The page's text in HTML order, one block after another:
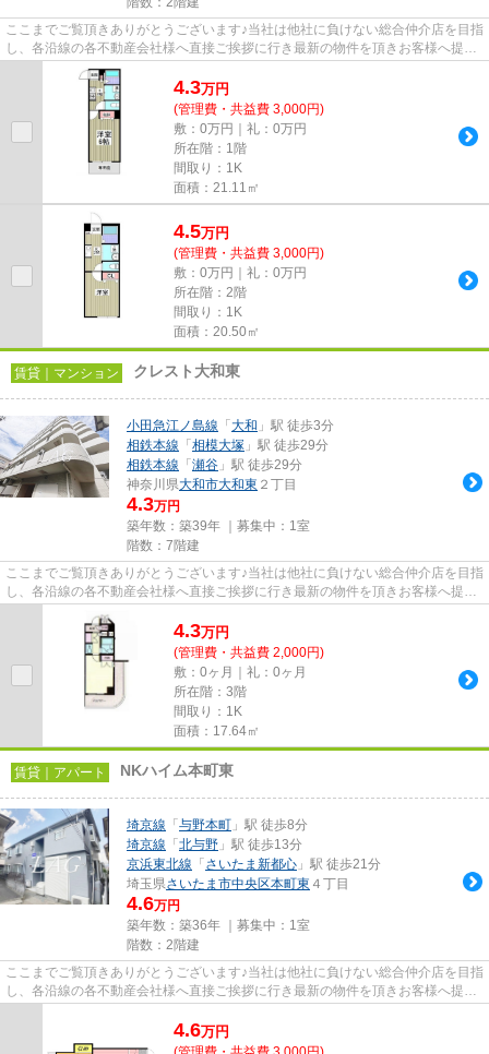
ここまでご覧頂きありがとうございます♪当社は他社に負けない総合仲介店を目指
し、各沿線の各不動産会社様へ直接ご挨拶に行き最新の物件を頂きお客様へ提供
しております！最新の情報は...
4.3万円
(管理費・共益費 3,000円)
敷：0万円｜礼：0万円
所在階：1階
間取り：1K
面積：21.11㎡
4.5万円
(管理費・共益費 3,000円)
敷：0万円｜礼：0万円
所在階：2階
間取り：1K
面積：20.50㎡
賃貸｜マンション クレスト大和東
小田急江ノ島線 「 大和 」駅 徒歩3分
相鉄本線 「 相模大塚 」駅 徒歩29分
相鉄本線 「 瀬谷 」駅 徒歩29分
神奈川県大和市大和東 ２丁目
4.3万円
築年数：築39年 ｜募集中： 1室
階数：7階建
ここまでご覧頂きありがとうございます♪当社は他社に負けない総合仲介店を目指
し、各沿線の各不動産会社様へ直接ご挨拶に行き最新の物件を頂きお客様へ提供
4.3万円
(管理費・共益費 2,000円)
敷：0ヶ月｜礼：0ヶ月
所在階：3階
間取り：1K
面積：17.64㎡
賃貸｜アパート NKハイム本町東
埼京線 「 与野本町 」駅 徒歩8分
埼京線 「 北与野 」駅 徒歩13分
京浜東北線 「 さいたま新都心 」駅 徒歩21分
埼玉県さいたま市中央区本町東 ４丁目
4.6万円
築年数：築36年 ｜募集中： 1室
階数：2階建
ここまでご覧頂きありがとうございます♪当社は他社に負けない総合仲介店を目指
し、各沿線の各不動産会社様へ直接ご挨拶に行き最新の物件を頂きお客様へ提供
4.6万円